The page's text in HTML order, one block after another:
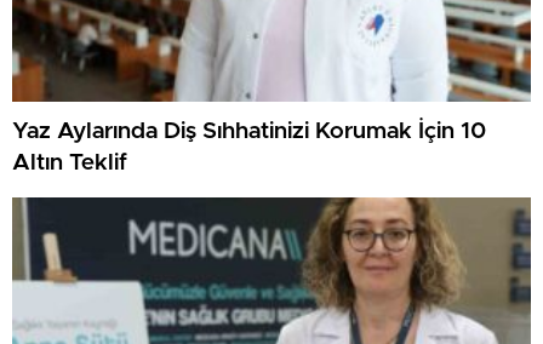
Yaz Aylarında Diş Sıhhatinizi Korumak İçin 10
Altın Teklif